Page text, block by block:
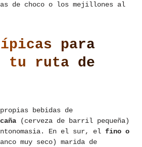
de choco o los mejillones al
para
tu ruta de
bebidas de
caña (cerveza de barril pequeña)
En el sur, el fino o
muy seco) marida de